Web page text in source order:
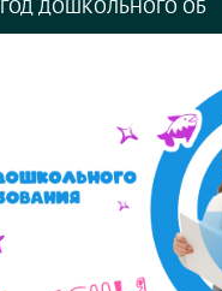
ГОД ДОШКОЛЬНОГО ОБ